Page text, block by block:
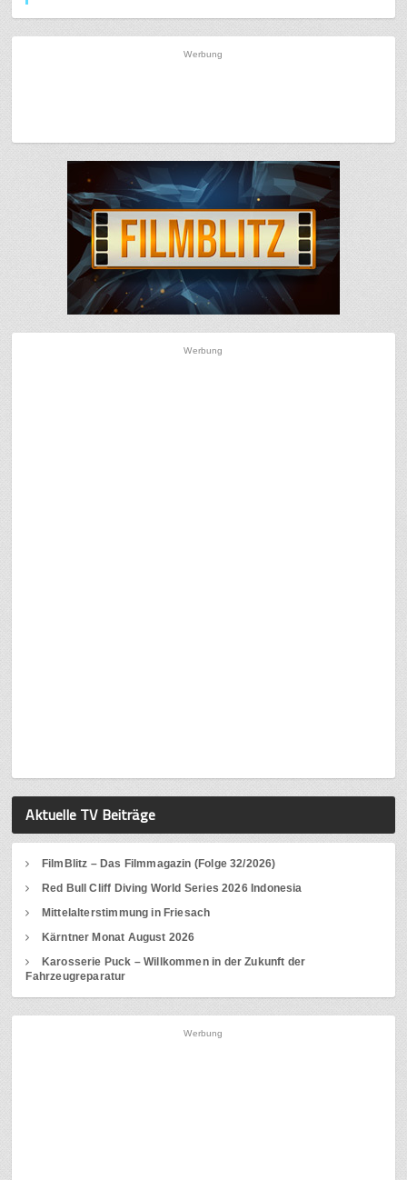
Werbung
Werbung
Aktuelle TV Beiträge
FilmBlitz – Das Filmmagazin (Folge 32/2026)
Red Bull Cliff Diving World Series 2026 Indonesia
Mittelalterstimmung in Friesach
Kärntner Monat August 2026
Karosserie Puck – Willkommen in der Zukunft der
Fahrzeugreparatur
Werbung